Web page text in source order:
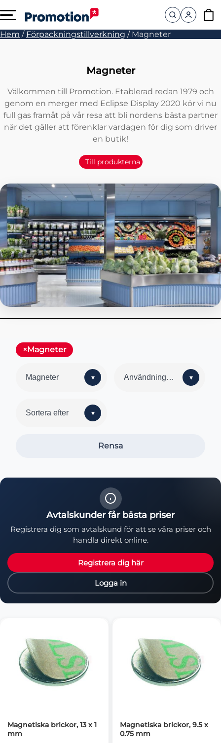
Hem / Förpackningstillverkning / Magneter
Magneter
Välkommen till Promotion. Etablerad redan 1979 och
genom en merger med Eclipse Display 2020 kör vi nu
full gas framåt på vår resa att bli nordens bästa partner
när det gäller att förenklar vardagen för dig som driver
en butik!
Till produkterna
Magneter
Magneter Användningsområde
Sortera efter
Rensa
Avtalskunder får bästa priser
Registrera dig som avtalskund för att se våra priser och
handla direkt online.
Registrera dig här
Logga in
Magnetiska brickor, 13 x 1
mm
Magnetiska brickor, 9.5 x
0.75 mm